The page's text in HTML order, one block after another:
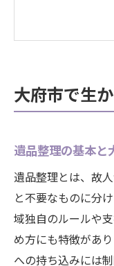
身寄り
買取を取
終活支援へ役
終活支
大府市の
遺品整理
身寄りの
大府市の
大府市で生
遺品整理の基本と
遺品整理とは、故
と不要なものに分
域独自のルールや
め方にも特徴があ
への持ち込みには